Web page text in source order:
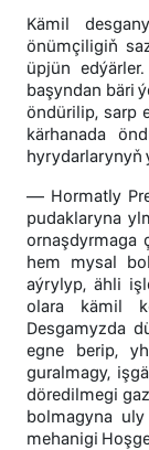
Kämil
önümçiligiň
üpjün
başyndan bäri
öndürilip, sarp
kärhanada
hyrydarlarynyň
— Hormatly
pudaklaryna
ornaşdyrmaga
hem mysal
aýrylyp, ähli
olara kämil
Desgamyzda
egne berip,
guralmagy,
döredilmegi
bolmagyna
mehanigi